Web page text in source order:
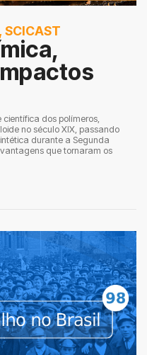
, SCICAST
dos polímeros,
no século XIX, passando
durante a Segunda
que tornaram os